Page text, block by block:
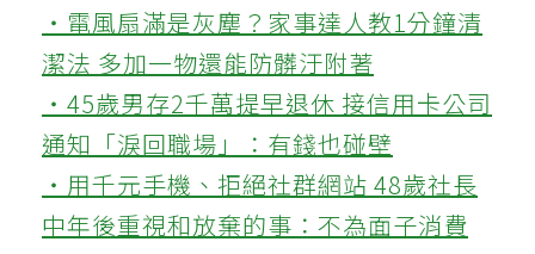
‧電風扇滿是灰塵？家事達人教1分鐘清
潔法 多加一物還能防髒汙附著
‧45歲男存2千萬提早退休 接信用卡公司
通知「淚回職場」：有錢也碰壁
‧用千元手機、拒絕社群網站 48歲社長
中年後重視和放棄的事：不為面子消費